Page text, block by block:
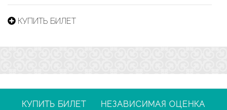
КУПИТЬ БИЛЕТ
КУПИТЬ БИЛЕТ
НЕЗАВИСИМАЯ ОЦЕНКА